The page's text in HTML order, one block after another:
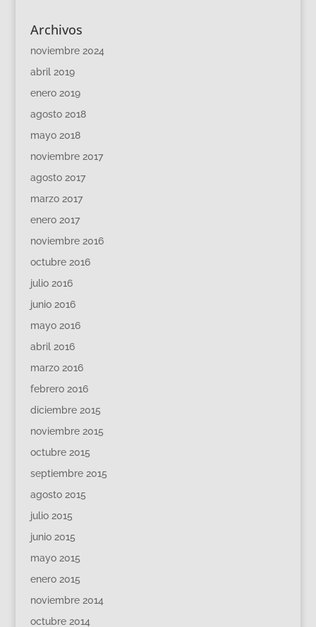
Archivos
noviembre 2024
abril 2019
enero 2019
agosto 2018
mayo 2018
noviembre 2017
agosto 2017
marzo 2017
enero 2017
noviembre 2016
octubre 2016
julio 2016
junio 2016
mayo 2016
abril 2016
marzo 2016
febrero 2016
diciembre 2015
noviembre 2015
octubre 2015
septiembre 2015
agosto 2015
julio 2015
junio 2015
mayo 2015
enero 2015
noviembre 2014
octubre 2014